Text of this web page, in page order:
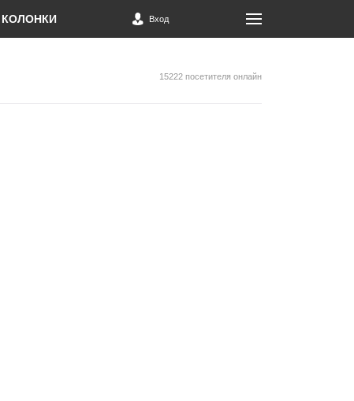
КОЛОНКИ Вход
15222 посетителя онлайн